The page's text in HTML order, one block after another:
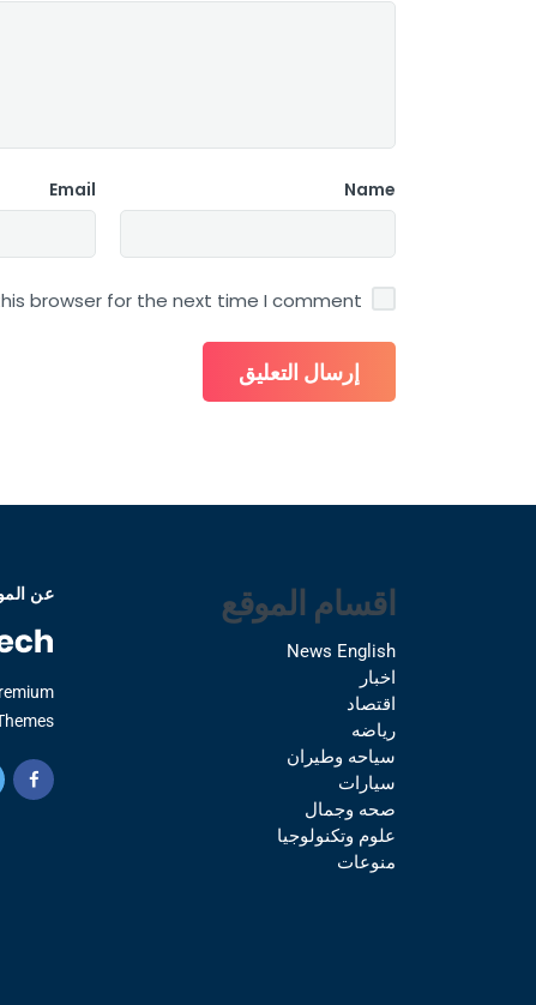
Name
Email
browser for the next time I comment.
اقسام الموقع
News English
اخبار
اقتصاد
رياضه
سياحه وطيران
سيارات
صحه وجمال
علوم وتكنولوجيا
منوعات
عن